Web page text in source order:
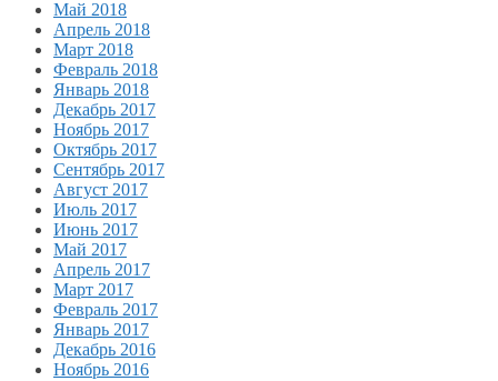
Май 2018
Апрель 2018
Март 2018
Февраль 2018
Январь 2018
Декабрь 2017
Ноябрь 2017
Октябрь 2017
Сентябрь 2017
Август 2017
Июль 2017
Июнь 2017
Май 2017
Апрель 2017
Март 2017
Февраль 2017
Январь 2017
Декабрь 2016
Ноябрь 2016